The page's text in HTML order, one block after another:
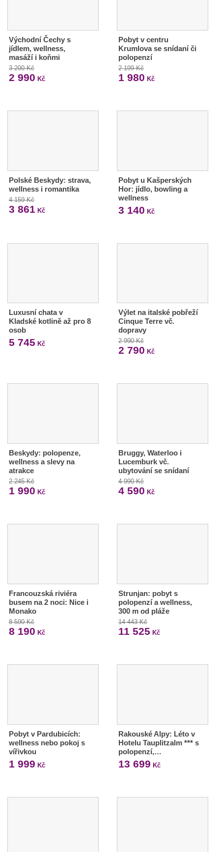
Východní Čechy s
jídlem, wellness,
masáží i koňmi
3 200 Kč
2 990 Kč
Pobyt v centru
Krumlova se snídaní či
polopenzí
2 199 Kč
1 980 Kč
Polské Beskydy: strava,
wellness i romantika
4 159 Kč
3 861 Kč
Pobyt u Kašperských
Hor: jídlo, bowling a
wellness
3 140 Kč
Luxusní chata v
Kladské kotlině až pro 8
osob
5 745 Kč
Výlet na italské pobřeží
Cinque Terre vč.
dopravy
2 990 Kč
2 790 Kč
Beskydy: polopenze,
wellness a slevy na
atrakce
2 245 Kč
1 990 Kč
Bruggy, Waterloo i
Lucemburk vč.
ubytování se snídaní
4 990 Kč
4 590 Kč
Francouzská riviéra
busem na 2 noci: Nice i
Monako
8 590 Kč
8 190 Kč
Strunjan: pobyt s
polopenzí a wellness,
300 m od pláže
14 443 Kč
11 525 Kč
Pobyt v Pardubicích:
wellness nebo pokoj s
vířivkou
1 999 Kč
Rakouské Alpy: Léto v
Hotelu Tauplitzalm *** s
polopenzí,…
13 699 Kč